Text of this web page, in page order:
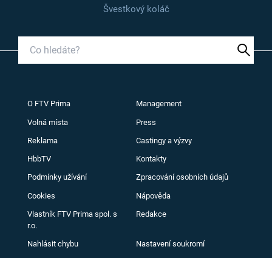
Švestkový koláč
O FTV Prima Management
Volná místa Press
Reklama Castingy a výzvy
HbbTV Kontakty
Podmínky užívání Zpracování osobních údajů
Cookies Nápověda
Vlastník FTV Prima spol. s
r.o.
Redakce
Nahlásit chybu Nastavení soukromí